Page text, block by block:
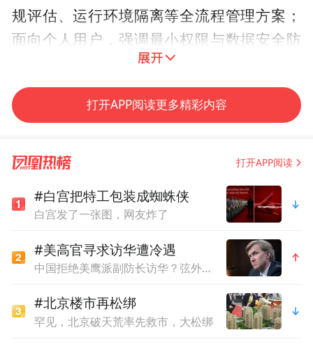
规评估、运行环境隔离等全流程管理方案；
面向个人用户，强调最小权限与数据安全防
护，兼顾创新活力与合规安全。
此次发布的《指引》将有效化解AI智能体快
速发展带来的法律与合规挑战，为深圳乃至
力提供重要支撑。
撰稿：戴书伟
编辑：田佳禾
打开APP阅读更多精彩内容
打开APP阅读
#白宫把特工包装成蜘蛛侠
白宫发了一张图，网友炸了
#美高官寻求访华遭冷遇
中国拒绝美鹰派副防长访华？弦外之音被热议
#北京楼市再松绑
罕见，北京破天荒率先救市，大松绑